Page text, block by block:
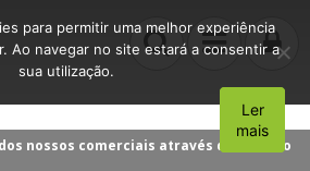
nossos comerciais através do número
para permitir uma melhor experiência
Ao navegar no site estará a consentir a
sua utilização.
Aceito
Ler
mais